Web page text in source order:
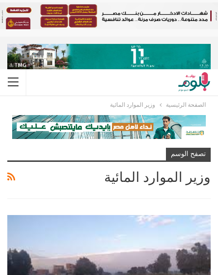
الصفحة الرئيسية وزير الموارد المائية
تصفح الوسم
وزير الموارد المائية